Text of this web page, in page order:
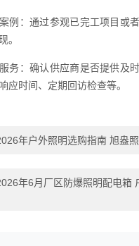
例：通过参观已完工项目或
。
务：确认供应商是否提供及
应时间、定期回访检查等。
年户外照明选购指南 旭盎
年6月厂区防爆照明配电箱